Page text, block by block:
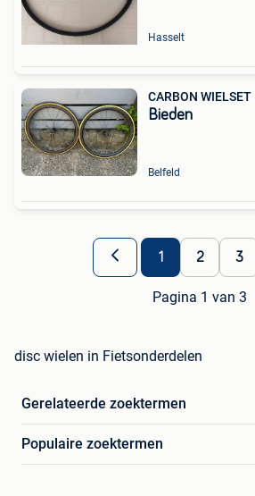
Hasselt
CARBON WIELSET
Bieden
Belfeld
1 2 3
Pagina 1 van 3
disc wielen in Fietsonderdelen
Gerelateerde zoektermen
Populaire zoektermen